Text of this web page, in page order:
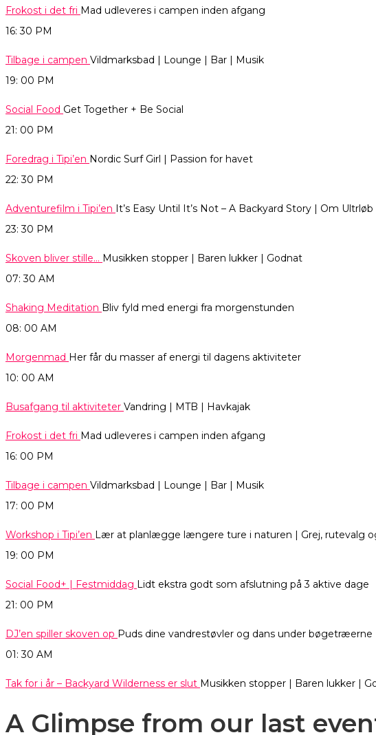
Frokost i det fri Mad udleveres i campen inden afgang
16: 30 PM
Tilbage i campen Vildmarksbad | Lounge | Bar | Musik
19: 00 PM
Social Food Get Together + Be Social
21: 00 PM
Foredrag i Tipi’en Nordic Surf Girl | Passion for havet
22: 30 PM
Adventurefilm i Tipi’en It’s Easy Until It’s Not – A Backyard Story | Om Ultrløb
23: 30 PM
Skoven bliver stille… Musikken stopper | Baren lukker | Godnat
07: 30 AM
Shaking Meditation Bliv fyld med energi fra morgenstunden
08: 00 AM
Morgenmad Her får du masser af energi til dagens aktiviteter
10: 00 AM
Busafgang til aktiviteter Vandring | MTB | Havkajak
Frokost i det fri Mad udleveres i campen inden afgang
16: 00 PM
Tilbage i campen Vildmarksbad | Lounge | Bar | Musik
17: 00 PM
Workshop i Tipi’en Lær at planlægge længere ture i naturen | Grej, rutevalg
19: 00 PM
Social Food+ | Festmiddag Lidt ekstra godt som afslutning på 3 aktive dage
21: 00 PM
DJ’en spiller skoven op Puds dine vandrestøvler og dans under bøgetræerne
01: 30 AM
Tak for i år – Backyard Wilderness er slut Musikken stopper | Baren lukker |
A Glimpse from our last